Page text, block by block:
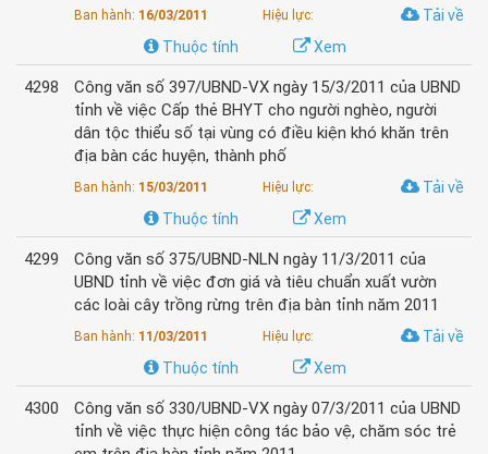
Ban hành: 16/03/2011 Hiệu lực:
Tải về
Xem
Thuộc tính
4298
Công văn số 397/UBND-VX ngày 15/3/2011 của UBND
tỉnh về việc Cấp thẻ BHYT cho người nghèo, người
dân tộc thiểu số tại vùng có điều kiện khó khăn trên
địa bàn các huyện, thành phố
Ban hành: 15/03/2011 Hiệu lực:
Tải về
Xem
Thuộc tính
4299
Công văn số 375/UBND-NLN ngày 11/3/2011 của
UBND tỉnh về việc đơn giá và tiêu chuẩn xuất vườn
các loài cây trồng rừng trên địa bàn tỉnh năm 2011
Ban hành: 11/03/2011 Hiệu lực:
Tải về
Xem
Thuộc tính
4300
Công văn số 330/UBND-VX ngày 07/3/2011 của UBND
tỉnh về việc thực hiện công tác bảo vệ, chăm sóc trẻ